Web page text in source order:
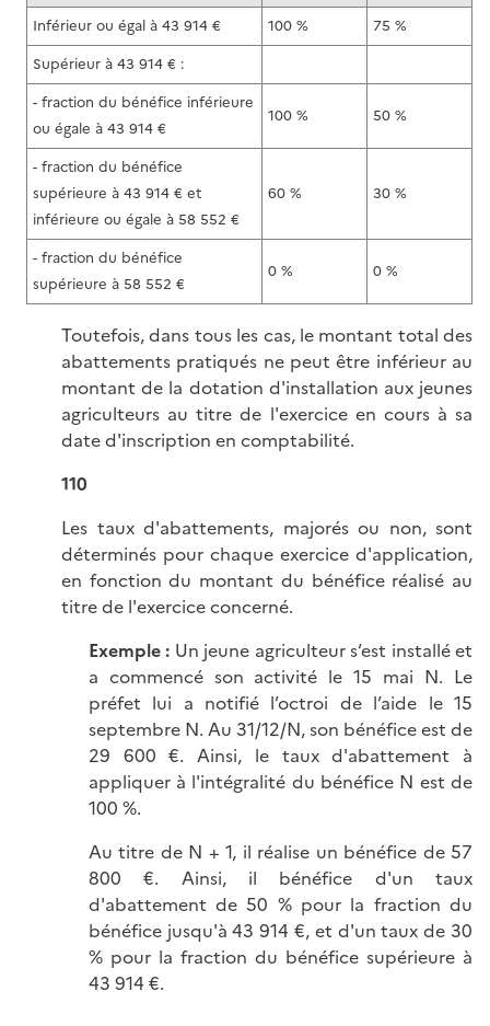
Inférieur ou égal à 43 914 € 100 %
75 %
Supérieur à 43 914 € :
- fraction du bénéfice inférieure
ou égale à 43 914 €
100 % 50 %
- fraction du bénéfice
supérieure à 43 914 € et
inférieure ou égale à 58 552 €
60 % 30 %
- fraction du bénéfice
supérieure à 58 552 €
0 % 0 %
Toutefois, dans tous les cas, le montant total des
abattements pratiqués ne peut être inférieur au
montant de la dotation d'installation aux jeunes
agriculteurs au titre de l'exercice en cours à sa
date d'inscription en comptabilité.
110
Les taux d'abattements, majorés ou non, sont
déterminés pour chaque exercice d'application,
en fonction du montant du bénéfice réalisé au
titre de l'exercice concerné.
Exemple : Un jeune agriculteur s’est installé et
a commencé son activité le 15 mai N. Le
préfet lui a notifié l’octroi de l’aide le 15
septembre N. Au 31/12/N, son bénéfice est de
29 600 €. Ainsi, le taux d'abattement à
appliquer à l'intégralité du bénéfice N est de
100 %.
Au titre de N + 1, il réalise un bénéfice de 57
800 €. Ainsi, il bénéfice d'un taux
d'abattement de 50 % pour la fraction du
bénéfice jusqu'à 43 914 €, et d'un taux de 30
% pour la fraction du bénéfice supérieure à
43 914 €.